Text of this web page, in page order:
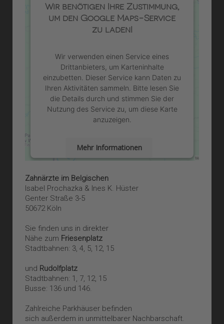
Wir benötigen Ihre Zustimmung,
um den Google Maps-Service
zu laden!
Wir verwenden einen Service eines
Drittanbieters, um Karteninhalte
einzubetten. Dieser Service kann Daten zu
Ihren Aktivitäten sammeln. Bitte lesen Sie
die Details durch und stimmen Sie der
Nutzung des Service zu, um diese Karte
anzuzeigen.
Mehr Informationen
Akzeptieren
powered byUsercentrics Consent
Management Platform
Zahnärzte im Belgischen
Isabel Prochazka & Ines K. Hüster
Genter Straße 3-5
50672 Köln
Sie finden uns in direkter
Nähe zum Friesenplatz
Stadtbahnen: 3, 4, 5, 12, 15
und Rudolfplatz
Stadtbahnen: 1, 7, 12, 15
Busse: 136 und 146.
Zahlreiche Parkhäuser befinden
sich außerdem in unmittelbarer Nachbarschaft.